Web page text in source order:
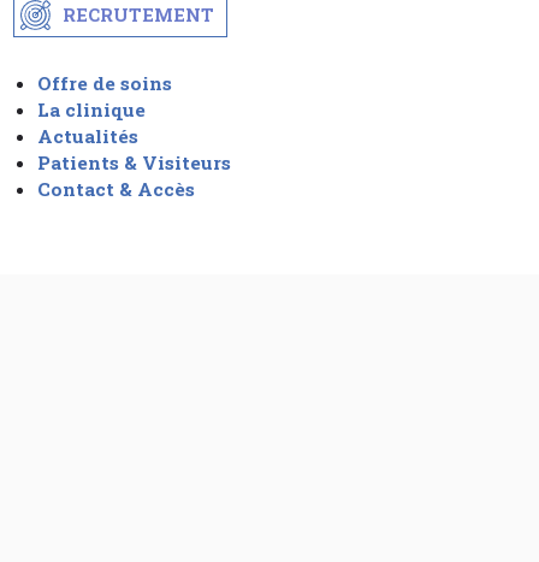
RECRUTEMENT
Offre de soins
La clinique
Actualités
Patients & Visiteurs
Contact & Accès